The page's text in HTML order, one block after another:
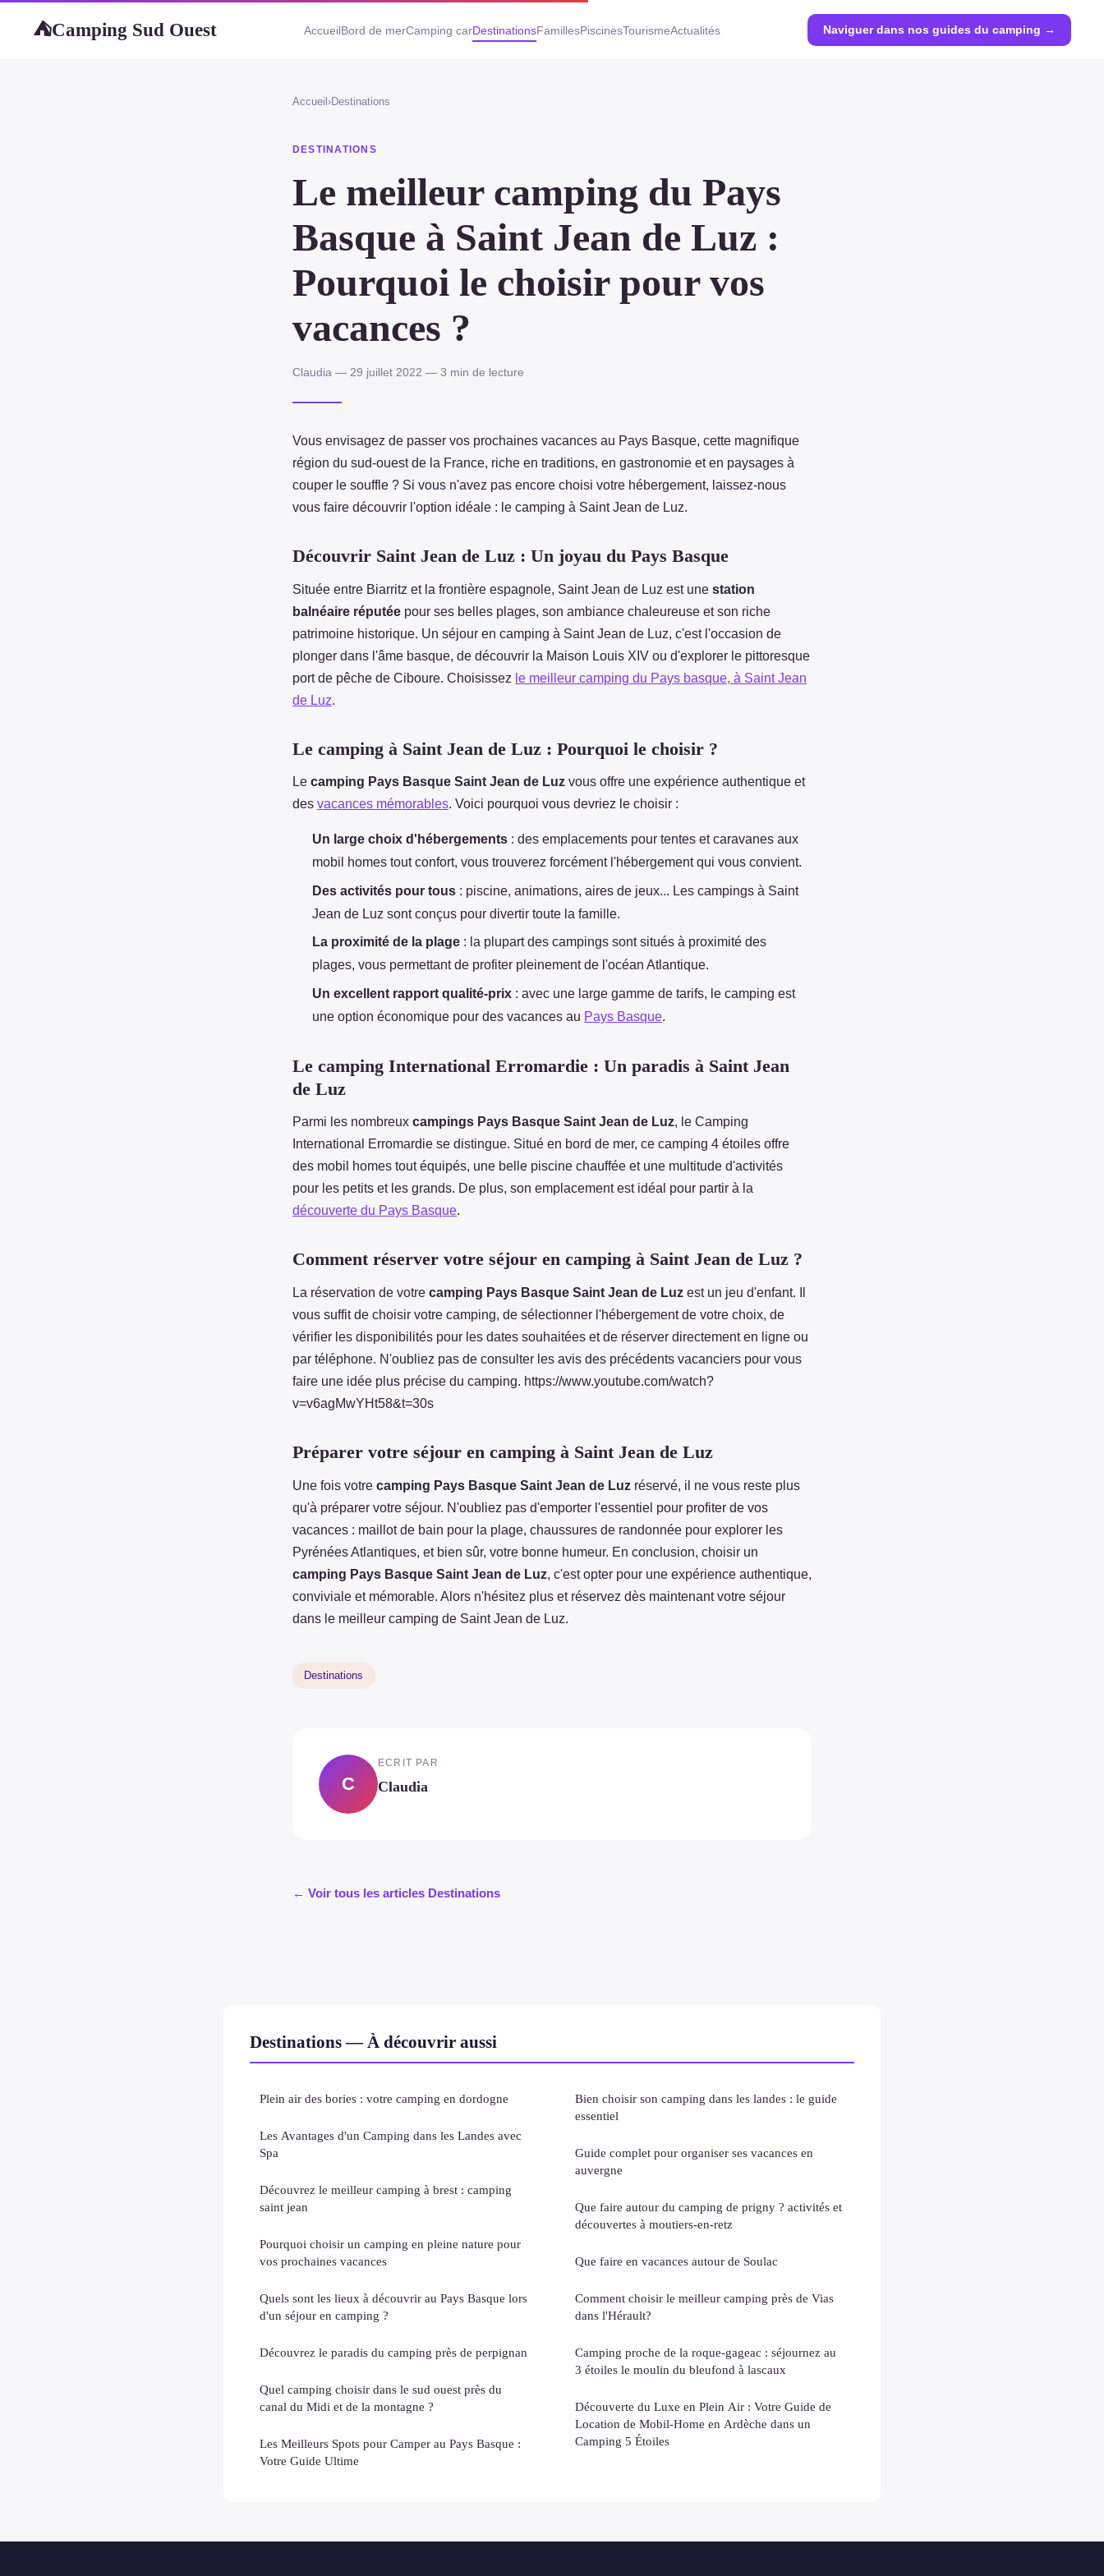
⛺Camping Sud Ouest AccueilBord de merCamping carDestinationsFamillesPiscinesTourismeActualités Naviguer dans nos guides du camping →
Accueil ›Destinations
DESTINATIONS
Le meilleur camping du Pays
Basque à Saint Jean de Luz :
Pourquoi le choisir pour vos
vacances ?
Claudia — 29 juillet 2022 — 3 min de lecture
Vous envisagez de passer vos prochaines vacances au Pays Basque, cette magnifique
région du sud-ouest de la France, riche en traditions, en gastronomie et en paysages à
couper le souffle ? Si vous n'avez pas encore choisi votre hébergement, laissez-nous
vous faire découvrir l'option idéale : le camping à Saint Jean de Luz.
Découvrir Saint Jean de Luz : Un joyau du Pays Basque
Située entre Biarritz et la frontière espagnole, Saint Jean de Luz est une station
balnéaire réputée pour ses belles plages, son ambiance chaleureuse et son riche
patrimoine historique. Un séjour en camping à Saint Jean de Luz, c'est l'occasion de
plonger dans l'âme basque, de découvrir la Maison Louis XIV ou d'explorer le pittoresque
port de pêche de Ciboure. Choisissez le meilleur camping du Pays basque, à Saint Jean
de Luz.
Le camping à Saint Jean de Luz : Pourquoi le choisir ?
Le camping Pays Basque Saint Jean de Luz vous offre une expérience authentique et
des vacances mémorables. Voici pourquoi vous devriez le choisir :
Un large choix d'hébergements : des emplacements pour tentes et caravanes aux
mobil homes tout confort, vous trouverez forcément l'hébergement qui vous convient.
Des activités pour tous : piscine, animations, aires de jeux... Les campings à Saint
Jean de Luz sont conçus pour divertir toute la famille.
La proximité de la plage : la plupart des campings sont situés à proximité des
plages, vous permettant de profiter pleinement de l'océan Atlantique.
Un excellent rapport qualité-prix : avec une large gamme de tarifs, le camping est
une option économique pour des vacances au Pays Basque.
Le camping International Erromardie : Un paradis à Saint Jean
de Luz
Parmi les nombreux campings Pays Basque Saint Jean de Luz, le Camping
International Erromardie se distingue. Situé en bord de mer, ce camping 4 étoiles offre
des mobil homes tout équipés, une belle piscine chauffée et une multitude d'activités
pour les petits et les grands. De plus, son emplacement est idéal pour partir à la
découverte du Pays Basque.
Comment réserver votre séjour en camping à Saint Jean de Luz ?
La réservation de votre camping Pays Basque Saint Jean de Luz est un jeu d'enfant. Il
vous suffit de choisir votre camping, de sélectionner l'hébergement de votre choix, de
vérifier les disponibilités pour les dates souhaitées et de réserver directement en ligne ou
par téléphone. N'oubliez pas de consulter les avis des précédents vacanciers pour vous
faire une idée plus précise du camping. https://www.youtube.com/watch?
v=v6agMwYHt58&t=30s
Préparer votre séjour en camping à Saint Jean de Luz
Une fois votre camping Pays Basque Saint Jean de Luz réservé, il ne vous reste plus
qu'à préparer votre séjour. N'oubliez pas d'emporter l'essentiel pour profiter de vos
vacances : maillot de bain pour la plage, chaussures de randonnée pour explorer les
Pyrénées Atlantiques, et bien sûr, votre bonne humeur. En conclusion, choisir un
camping Pays Basque Saint Jean de Luz, c'est opter pour une expérience authentique,
conviviale et mémorable. Alors n'hésitez plus et réservez dès maintenant votre séjour
dans le meilleur camping de Saint Jean de Luz.
Destinations
C
ECRIT PAR
Claudia
← Voir tous les articles Destinations
Destinations — À découvrir aussi
Plein air des bories : votre camping en dordogne
Les Avantages d'un Camping dans les Landes avec
Spa
Découvrez le meilleur camping à brest : camping
saint jean
Pourquoi choisir un camping en pleine nature pour
vos prochaines vacances
Quels sont les lieux à découvrir au Pays Basque lors
d'un séjour en camping ?
Découvrez le paradis du camping près de perpignan
Quel camping choisir dans le sud ouest près du
canal du Midi et de la montagne ?
Les Meilleurs Spots pour Camper au Pays Basque :
Votre Guide Ultime
Bien choisir son camping dans les landes : le guide
essentiel
Guide complet pour organiser ses vacances en
auvergne
Que faire autour du camping de prigny ? activités et
découvertes à moutiers-en-retz
Que faire en vacances autour de Soulac
Comment choisir le meilleur camping près de Vias
dans l'Hérault?
Camping proche de la roque-gageac : séjournez au
3 étoiles le moulin du bleufond à lascaux
Découverte du Luxe en Plein Air : Votre Guide de
Location de Mobil-Home en Ardèche dans un
Camping 5 Étoiles